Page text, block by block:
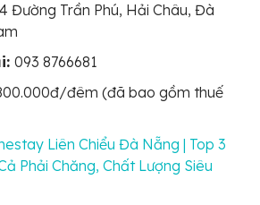
Đường Trần Phú, Hải Châu, Đà
093 8766681
đêm (đã bao gồm thuế
Liên Chiểu Đà Nẵng | Top 3
Phải Chăng, Chất Lượng Siêu